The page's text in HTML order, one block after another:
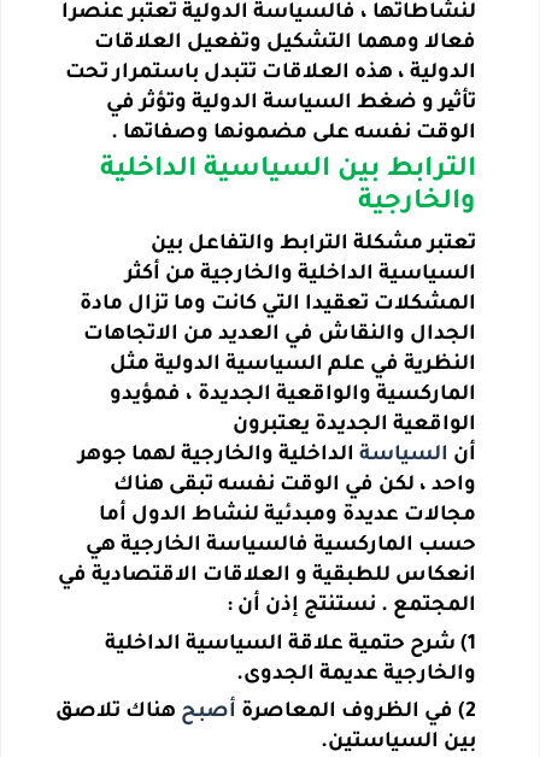
لنشاطاتها ، فالسياسة الدولية تعتبر عنصرا
فعالا ومهما التشكيل وتفعيل العلاقات
الدولية ، هذه العلاقات تتبدل باستمرار تحت
تأثیر و ضغط السياسة الدولية وتؤثر في
الوقت نفسه على مضمونها وصفاتها .
الترابط بين السياسية الداخلية
والخارجية
تعتبر مشكلة الترابط والتفاعل بين
السياسية الداخلية والخارجية من أكثر
المشكلات تعقيدا التي كانت وما تزال مادة
الجدال والنقاش في العديد من الاتجاهات
النظرية في علم السياسية الدولية مثل
الماركسية والواقعية الجديدة ، فمؤيدو
الواقعية الجديدة يعتبرون
أن السياسة الداخلية والخارجية لهما جوهر
واحد ، لكن في الوقت نفسه تبقى هناك
مجالات عديدة ومبدئية لنشاط الدول أما
حسب الماركسية فالسياسة الخارجية هي
انعكاس للطبقية و العلاقات الاقتصادية في
المجتمع . نستنتج إذن أن :
1) شرح حتمية علاقة السياسية الداخلية
والخارجية عديمة الجدوى.
2) في الظروف المعاصرة
أصبح هناك تلاصق
بين السياستين.